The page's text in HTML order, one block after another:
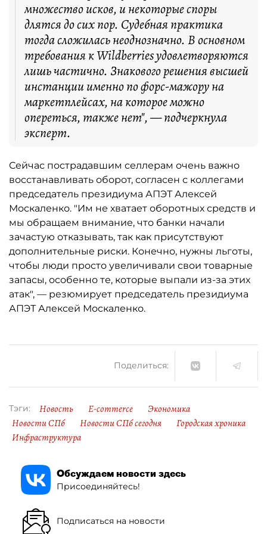
множество исков, и некоторые споры
длятся до сих пор. Судебная практика
тогда сложилась неоднозначно. В основном
требования к Wildberries удовлетворяются
лишь частично. Знакового решения высшей
инстанции именно по форс-мажору на
маркетплейсах, на которое можно
опереться, также нет", — подчеркнула
эксперт.
Сейчас пострадавшим селлерам очень важно
восстанавливать оборот, согласен с коллегами
председатель президиума АПЭТ Алексей
Москаленко. "Им не хватает оборотных средств и
мы обращаем внимание, что банки начали
зачастую отказывать, так как присутствуют
дополнительные риски. Конечно, нужны льготы,
чтобы люди просто увеличивали свои товарные
запасы, особенно те, которые выпали из-за этих
атак", — резюмирует председатель президиума
АПЭТ Алексей Москаленко.
Поделиться:
Тэги: Новость E-commerce
Экономика
Новости СПб
Новости СПб сегодня
Городская хроника
Инфраструктура
Обсуждаем новости здесь
Присоединяйтесь!
Подписаться на новости